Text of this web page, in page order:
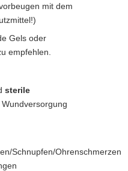
mit dem
Gels oder
empfehlen.
sterile
Schnupfen/Ohrenschmerzen